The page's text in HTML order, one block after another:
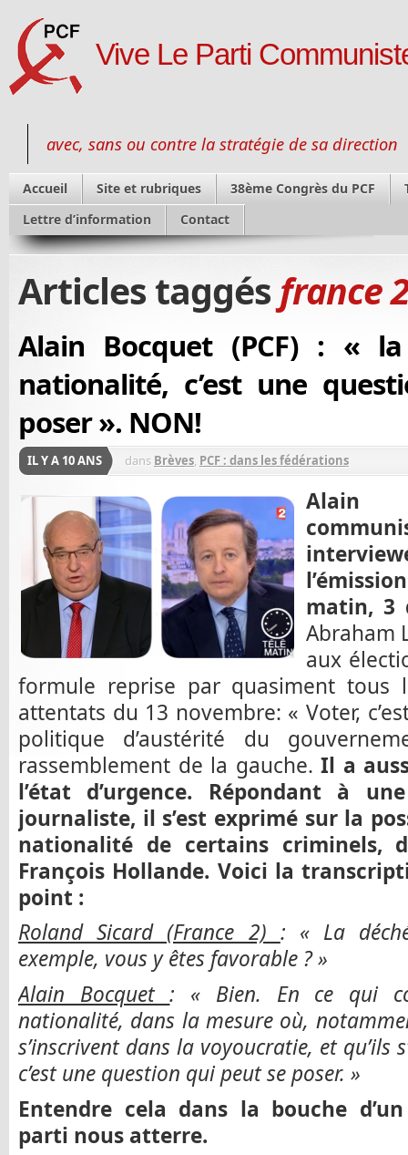
Vive Le Parti
avec, sans ou contre la stratégie de sa direction
Accueil Site et rubriques 38ème Congrès du PCF
Lettre d’information
Contact
Articles taggés france
Alain Bocquet (PCF) : «
nationalité, c’est une
poser ». NON!
IL Y A 10 ANS dans Brèves, PCF : dans les fédérations
Alain
matin, 3
Abraham
aux
formule reprise par quasiment tous
attentats du 13 novembre: « Voter,
politique d’austérité du
rassemblement de la gauche. Il a
l’état d’urgence. Répondant à
journaliste, il s’est exprimé sur la
nationalité de certains criminels,
François Hollande. Voici la
point :
Roland Sicard (France 2) : « La
exemple, vous y êtes favorable ? »
Alain Bocquet: « Bien. En ce qui
nationalité, dans la mesure où,
s’inscrivent dans la voyoucratie, et qu’ils
c’est une question qui peut se poser. »
Entendre cela dans la bouche
parti nous atterre.